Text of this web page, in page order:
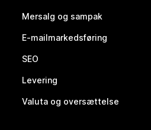
Mersalg og sampak
E-mailmarkedsføring
SEO
Levering
Valuta og oversættelse